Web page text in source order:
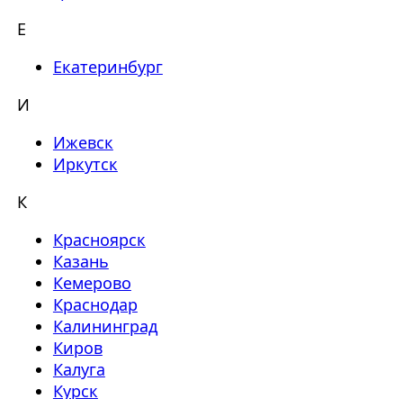
Е
Екатеринбург
И
Ижевск
Иркутск
К
Красноярск
Казань
Кемерово
Краснодар
Калининград
Киров
Калуга
Курск